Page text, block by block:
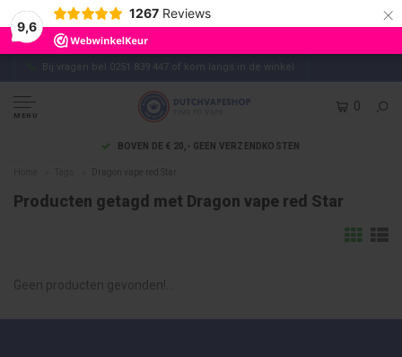
9,6
1267 Reviews ×
Bij vragen bel 0251 839 447 of kom langs in de winkel
MENU
0
BOVEN DE € 20,- GEEN VERZENDKOSTEN
Dragon vape red Star
Producten getagd met Dragon vape red Star
Geen producten gevonden!...